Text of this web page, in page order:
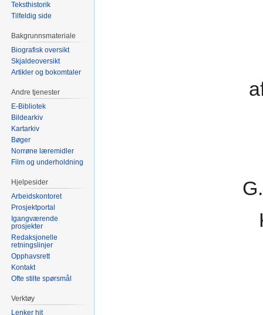
Teksthistorik
Tilfeldig side
Bakgrunnsmateriale
Biografisk oversikt
Skjaldeoversikt
Artikler og bokomtaler
Andre tjenester
E-Bibliotek
Bildearkiv
Kartarkiv
Bøger
Norrøne læremidler
Film og underholdning
Hjelpesider
Arbeidskontoret
Prosjektportal
Igangværende
prosjekter
Redaksjonelle
retningslinjer
Opphavsrett
Kontakt
Ofte stilte spørsmål
Verktøy
Lenker hit